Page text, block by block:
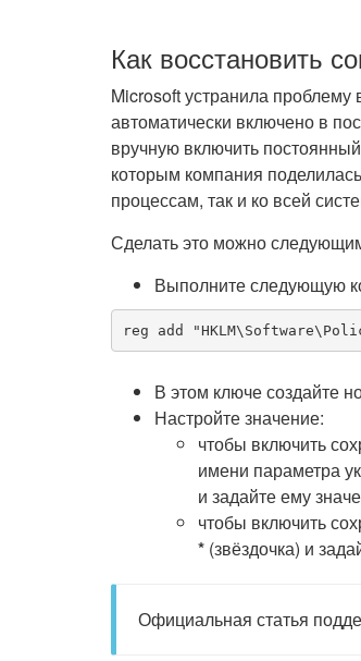
Как восстановить
Microsoft устранила
автоматически включено в
вручную включить
которым компания
процессам, так и ко всей
Сделать это можно
Выполните следующую
reg add
В этом ключе создайте
Настройте значение:
чтобы включить
имени параметра
и задайте ему
чтобы включить
* (звёздочка) и
Официальная статья